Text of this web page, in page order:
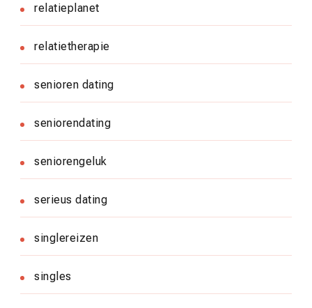
relatieplanet
relatietherapie
senioren dating
seniorendating
seniorengeluk
serieus dating
singlereizen
singles